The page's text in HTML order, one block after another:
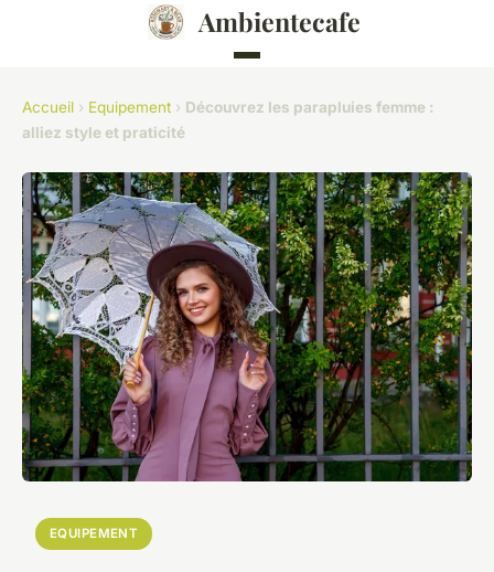
Ambientecafe
Accueil › Equipement › Découvrez les parapluies femme :
alliez style et praticité
EQUIPEMENT